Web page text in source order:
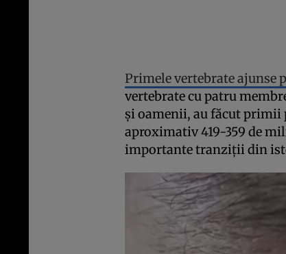
Primele vertebrate ajunse
vertebrate cu patru
și oamenii, au făcut primii
aproximativ 419-359 de
importante tranziții din